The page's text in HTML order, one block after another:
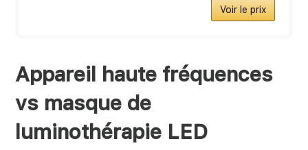
Voir le prix
Appareil haute fréquences
vs masque de
luminothérapie LED